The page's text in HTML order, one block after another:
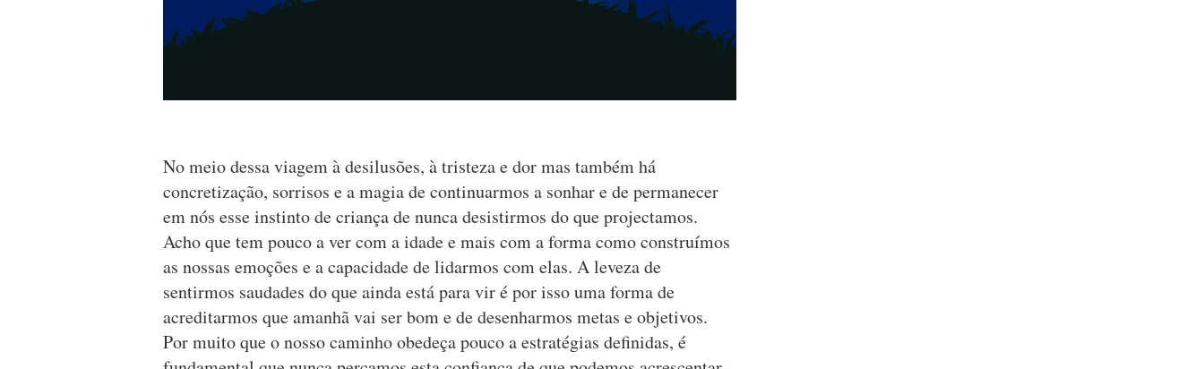
No meio dessa viagem à desilusões, à tristeza e dor mas também há
concretização, sorrisos e a magia de continuarmos a sonhar e de permanecer
em nós esse instinto de criança de nunca desistirmos do que projectamos.
Acho que tem pouco a ver com a idade e mais com a forma como construímos
as nossas emoções e a capacidade de lidarmos com elas. A leveza de
sentirmos saudades do que ainda está para vir é por isso uma forma de
acreditarmos que amanhã vai ser bom e de desenharmos metas e objetivos.
Por muito que o nosso caminho obedeça pouco a estratégias definidas, é